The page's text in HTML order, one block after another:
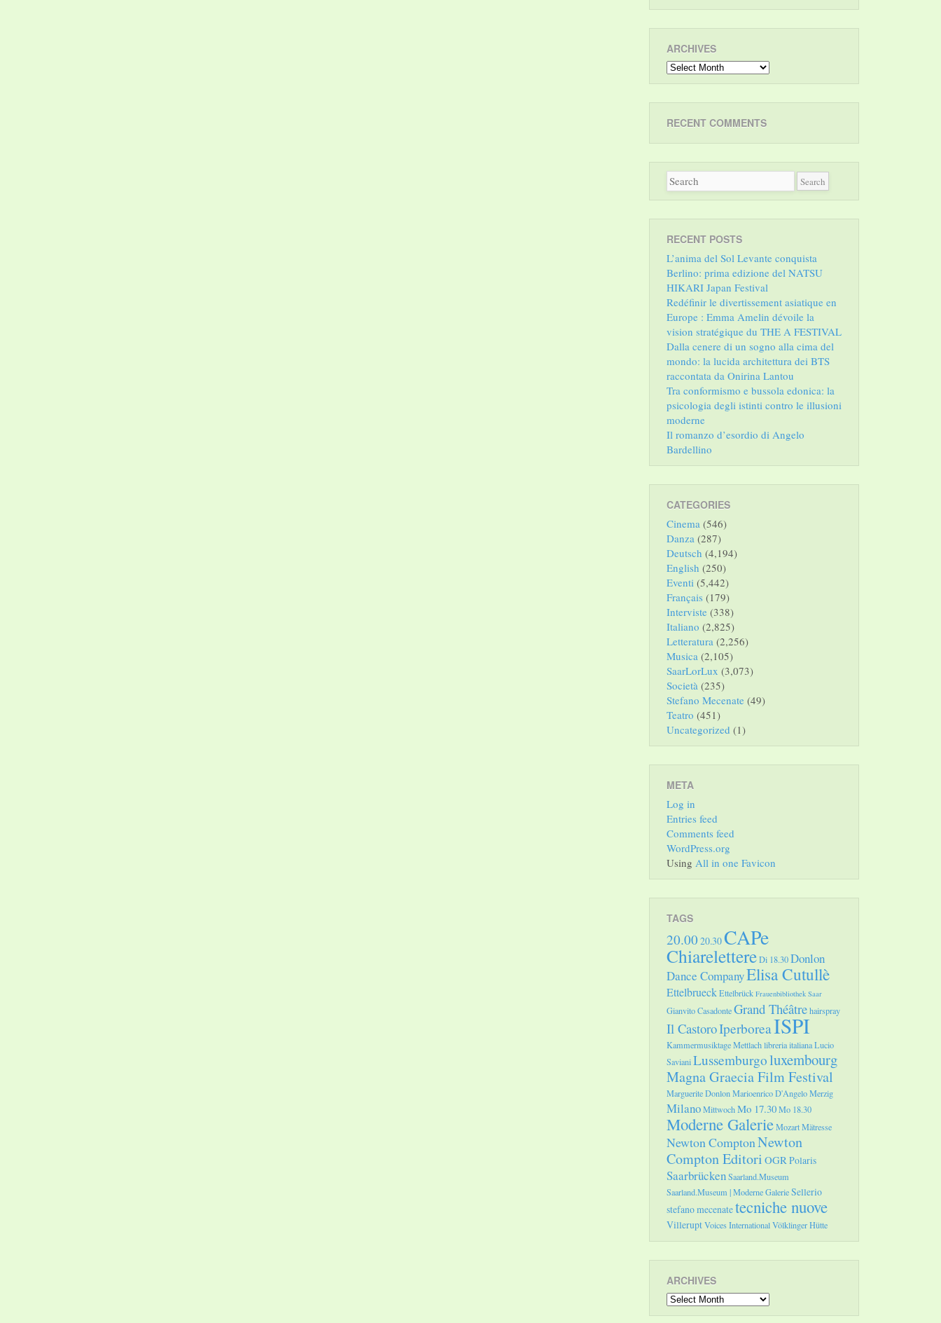
ARCHIVES
Archives
RECENT COMMENTS
RECENT POSTS
L’anima del Sol Levante conquista
Berlino: prima edizione del NATSU
HIKARI Japan Festival
Redéfinir le divertissement asiatique en
Europe : Emma Amelin dévoile la
vision stratégique du THE A FESTIVAL
Dalla cenere di un sogno alla cima del
mondo: la lucida architettura dei BTS
raccontata da Onirina Lantou
Tra conformismo e bussola edonica: la
psicologia degli istinti contro le illusioni
moderne
Il romanzo d’esordio di Angelo
Bardellino
CATEGORIES
Cinema (546)
Danza (287)
Deutsch (4,194)
English (250)
Eventi (5,442)
Français (179)
Interviste (338)
Italiano (2,825)
Letteratura (2,256)
Musica (2,105)
SaarLorLux (3,073)
Società (235)
Stefano Mecenate (49)
Teatro (451)
Uncategorized (1)
META
Log in
Entries feed
Comments feed
WordPress.org
Using All in one Favicon
TAGS
20.00 20.30CAPe
ChiarelettereDi 18.30Donlon
Dance CompanyElisa Cutullè
EttelbrueckEttelbrück Frauenbibliothek Saar
Gianvito CasadonteGrand Théâtrehairspray
Il CastoroIperboreaISPI
Kammermusiktage Mettlachlibreria italianaLucio
SavianiLussemburgoluxembourg
Magna Graecia Film Festival
Marguerite DonlonMarioenrico D'AngeloMerzig
MilanoMittwochMo 17.30Mo 18.30
Moderne GalerieMozartMätresse
Newton ComptonNewton
Compton Editori OGRPolaris
SaarbrückenSaarland.Museum
Saarland.Museum | Moderne GalerieSellerio
stefano mecenatetecniche nuove
VilleruptVoices InternationalVölklinger Hütte
ARCHIVES
Archives